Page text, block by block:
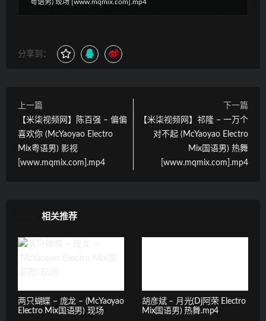
粤语男) 现场 [www.mqmix.com].mp4
分享到：
上一篇
【米柒视频网】陈百强 – 偏偏
喜欢你 (McYaoyao Electro
Mix粤语男) 影视
[www.mqmix.com].mp4
下一篇
【米柒视频网】祁隆 – 一万个
对不起 (McYaoyao Electro
Mix国语男) 热舞
[www.mqmix.com].mp4
相关推荐
两只蝴蝶 – 庞龙 – (McYaoyao
Electro Mix国语男) 现场
胡彦斌 – 月光(Dj阿荣 Electro
Mix国语男) 热舞.mp4